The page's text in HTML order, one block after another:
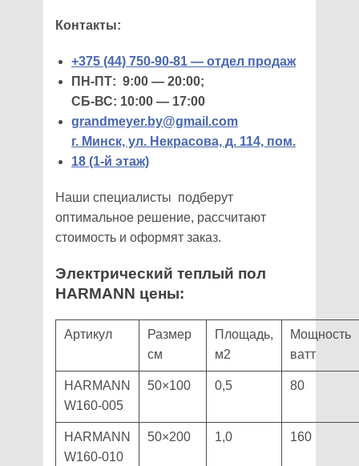
Контакты:
+375 (44) 750-90-81 — отдел продаж
ПН-ПТ: 9:00 — 20:00;
СБ-ВС: 10:00 — 17:00
grandmeyer.by@gmail.com
г. Минск, ул. Некрасова, д. 114, пом.
18 (1-й этаж)
Наши специалисты подберут
оптимальное решение, рассчитают
стоимость и оформят заказ.
Электрический теплый пол
HARMANN цены:
Артикул
Размер
см
Площадь,
м2
Мощность
ватт
HARMANN
W160-005
50×100 0,5 80
HARMANN
W160-010
50×200 1,0 160